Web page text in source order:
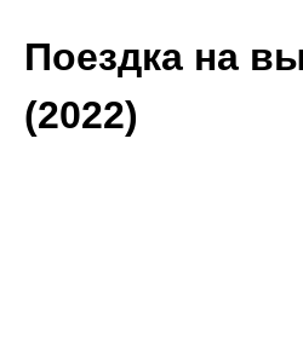
Поездка на
(2022)